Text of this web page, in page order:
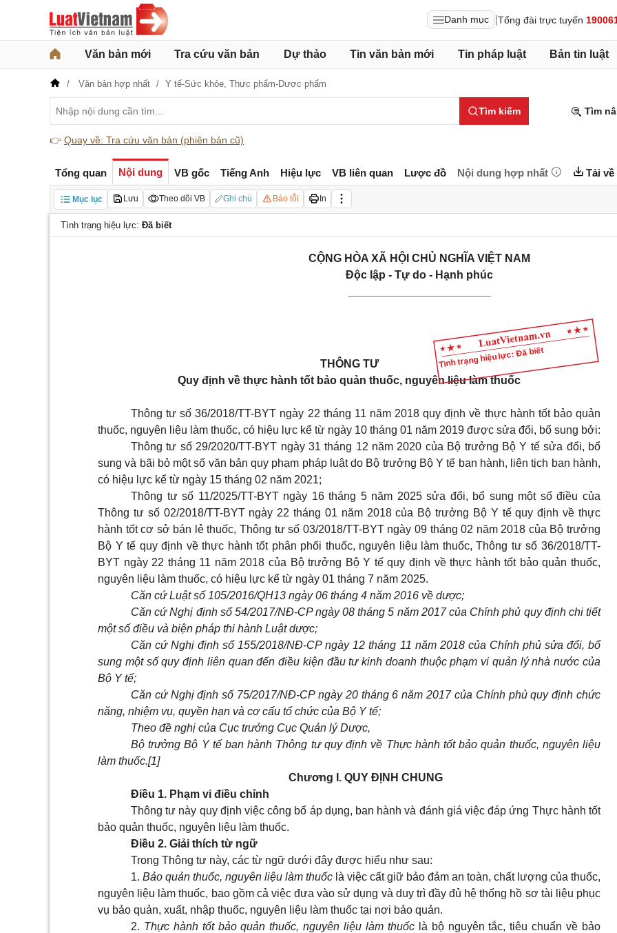
Danh mục Tổng đài trực tuyến
Văn bản mới Tra cứu văn bản Dự thảo Tin văn bản mới Tin pháp luật Bản tin luật
Văn bản hợp nhất Y tế-Sức khỏe, Thực phẩm-Dược phẩm
Tìm kiếm Tìm
👉 Quay về: Tra cứu văn bản (phiên bản cũ)
Tổng quan Nội dung VB gốc Tiếng Anh Hiệu lực VB liên quan Lược đồ Nội dung hợp nhất Tải về
Mục lục Lưu Theo dõi VB Ghi chú Báo lỗi In
Tình trạng hiệu lực: Đã biết
Tình trạng hiệu lực: Đã biết
CỘNG HÒA XÃ HỘI CHỦ NGHĨA VIỆT NAM
Độc lập - Tự do - Hạnh phúc
THÔNG TƯ
Quy định về thực hành tốt bảo quản thuốc, nguyên liệu làm thuốc
Thông tư số 36/2018/TT-BYT ngày 22 tháng 11 năm 2018 quy định về thực hành tốt bảo quản
thuốc, nguyên liệu làm thuốc, có hiệu lực kể từ ngày 10 tháng 01 năm 2019 được sửa đổi, bổ sung bởi:
Thông tư số 29/2020/TT-BYT ngày 31 tháng 12 năm 2020 của Bộ trưởng Bộ Y tế sửa đổi, bổ
sung và bãi bỏ một số văn bản quy phạm pháp luật do Bộ trưởng Bộ Y tế ban hành, liên tịch ban hành,
có hiệu lực kể từ ngày 15 tháng 02 năm 2021;
Thông tư số 11/2025/TT-BYT ngày 16 tháng 5 năm 2025 sửa đổi, bổ sung một số điều của
Thông tư số 02/2018/TT-BYT ngày 22 tháng 01 năm 2018 của Bộ trưởng Bộ Y tế quy định về thực
hành tốt cơ sở bán lẻ thuốc, Thông tư số 03/2018/TT-BYT ngày 09 tháng 02 năm 2018 của Bộ trưởng
Bộ Y tế quy định về thực hành tốt phân phối thuốc, nguyên liệu làm thuốc, Thông tư số 36/2018/TT-
BYT ngày 22 tháng 11 năm 2018 của Bộ trưởng Bộ Y tế quy định về thực hành tốt bảo quản thuốc,
nguyên liệu làm thuốc, có hiệu lực kể từ ngày 01 tháng 7 năm 2025.
Căn cứ Luật số 105/2016/QH13 ngày 06 tháng 4 năm 2016 về dược;
Căn cứ Nghị định số 54/2017/NĐ-CP ngày 08 tháng 5 năm 2017 của Chính phủ quy định chi tiết
một số điều và biện pháp thi hành Luật dược;
Căn cứ Nghị định số 155/2018/NĐ-CP ngày 12 tháng 11 năm 2018 của Chính phủ sửa đổi, bổ
sung một số quy định liên quan đến điều kiện đầu tư kinh doanh thuộc phạm vi quản lý nhà nước của
Bộ Y tế;
Căn cứ Nghị định số 75/2017/NĐ-CP ngày 20 tháng 6 năm 2017 của Chính phủ quy định chức
năng, nhiệm vụ, quyền hạn và cơ cấu tổ chức của Bộ Y tế;
Theo đề nghị của Cục trưởng Cục Quản lý Dược,
Bộ trưởng Bộ Y tế ban hành Thông tư quy định về Thực hành tốt bảo quản thuốc, nguyên liệu
làm thuốc.[1]
Chương I. QUY ĐỊNH CHUNG
Điều 1. Phạm vi điều chỉnh
Thông tư này quy định việc công bố áp dụng, ban hành và đánh giá việc đáp ứng Thực hành tốt
bảo quản thuốc, nguyên liệu làm thuốc.
Điều 2. Giải thích từ ngữ
Trong Thông tư này, các từ ngữ dưới đây được hiểu như sau:
1. Bảo quản thuốc, nguyên liệu làm thuốc là việc cất giữ bảo đảm an toàn, chất lượng của thuốc,
nguyên liệu làm thuốc, bao gồm cả việc đưa vào sử dụng và duy trì đầy đủ hệ thống hồ sơ tài liệu phục
vụ bảo quản, xuất, nhập thuốc, nguyên liệu làm thuốc tại nơi bảo quản.
2. Thực hành tốt bảo quản thuốc, nguyên liệu làm thuốc là bộ nguyên tắc, tiêu chuẩn về bảo